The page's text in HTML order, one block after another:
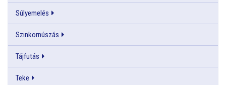
Súlyemelés
Szinkornúszás
Tájfutás
Teke